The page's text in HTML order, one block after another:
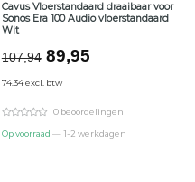
Cavus Vloerstandaard draaibaar voor
Sonos Era 100 Audio vloerstandaard
Wit
107,94 Oorspronkelijke
was:
€107,94.
89,95Huidige
€89,95.
74.34 excl. btw
0 beoordelingen
Op voorraad — 1-2 werkdagen